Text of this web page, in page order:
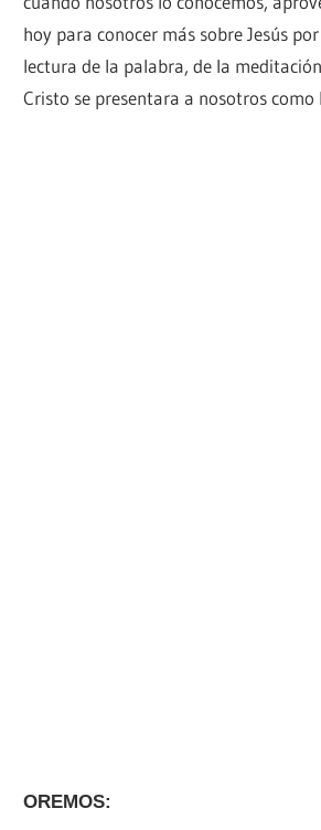
hoy para conocer más sobre Jesús
lectura de la palabra, de la
Cristo se presentara a nosotros como
OREMOS: